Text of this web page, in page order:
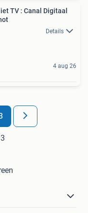
TV : Canal Digitaal
Details
4 aug 26